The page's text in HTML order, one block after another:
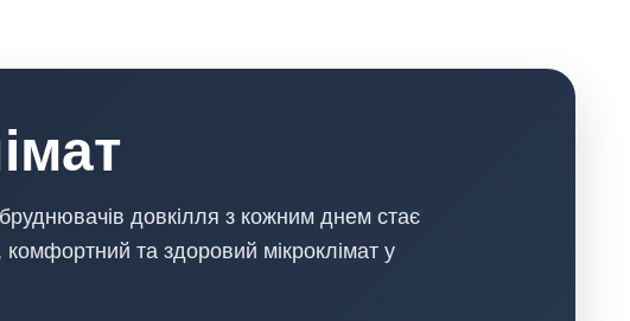
довкілля з кожним днем стає
та здоровий мікроклімат у